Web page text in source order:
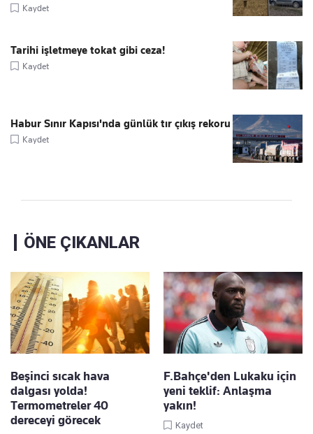
Kaydet
Tarihi işletmeye tokat gibi ceza!
Kaydet
Habur Sınır Kapısı'nda günlük tır çıkış rekoru
Kaydet
ÖNE ÇIKANLAR
Beşinci sıcak hava
dalgası yolda!
Termometreler 40
dereceyi görecek
F.Bahçe'den Lukaku için
yeni teklif: Anlaşma
yakın!
Kaydet